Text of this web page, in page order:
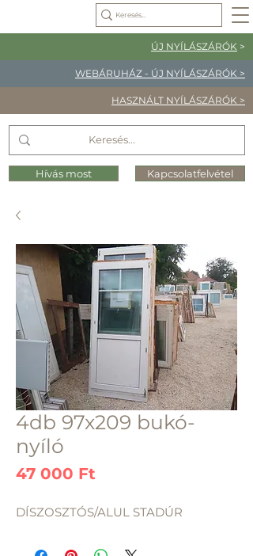
ÚJ NYÍLÁSZÁRÓK >
WEBÁRUHÁZ - ÚJ NYÍLÁSZÁRÓK >
HASZNÁLT NYÍLÁSZÁRÓK >
Hívás most Kapcsolatfelvétel
4db 97x209 bukó-
nyíló
47 000 Ft
DÍSZOSZTÓS/ALUL STADÚR